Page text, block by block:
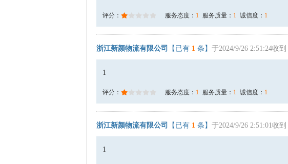
评分： 服务态度： 1 服务质量： 1 诚信度： 1
浙江新颜物流有限公司 【已有 1 条】 于2024/9/26 2:51:24收到
1
评分： 服务态度： 1 服务质量： 1 诚信度： 1
浙江新颜物流有限公司 【已有 1 条】 于2024/9/26 2:51:01收到
1